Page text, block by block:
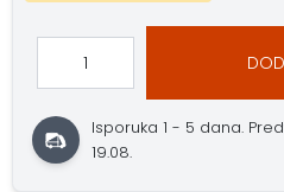
Isporuka 1 - 5 dana.
19.08.